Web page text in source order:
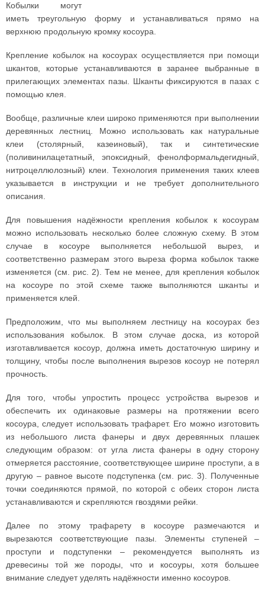
Кобылки могут
иметь треугольную форму и устанавливаться прямо на
верхнюю продольную кромку косоура.
Крепление кобылок на косоурах осуществляется при помощи
шкантов, которые устанавливаются в заранее выбранные в
прилегающих элементах пазы. Шканты фиксируются в пазах с
помощью клея.
Вообще, различные клеи широко применяются при выполнении
деревянных лестниц. Можно использовать как натуральные
клеи (столярный, казеиновый), так и синтетические
(поливинилацетатный, эпоксидный, фенолформальдегидный,
нитроцеллюлозный) клеи. Технология применения таких клеев
указывается в инструкции и не требует дополнительного
описания.
Для повышения надёжности крепления кобылок к косоурам
можно использовать несколько более сложную схему. В этом
случае в косоуре выполняется небольшой вырез, и
соответственно размерам этого выреза форма кобылок также
изменяется (см. рис. 2). Тем не менее, для крепления кобылок
на косоуре по этой схеме также выполняются шканты и
применяется клей.
Предположим, что мы выполняем лестницу на косоурах без
использования кобылок. В этом случае доска, из которой
изготавливается косоур, должна иметь достаточную ширину и
толщину, чтобы после выполнения вырезов косоур не потерял
прочность.
Для того, чтобы упростить процесс устройства вырезов и
обеспечить их одинаковые размеры на протяжении всего
косоура, следует использовать трафарет. Его можно изготовить
из небольшого листа фанеры и двух деревянных плашек
следующим образом: от угла листа фанеры в одну сторону
отмеряется расстояние, соответствующее ширине проступи, а в
другую – равное высоте подступенка (см. рис. 3). Полученные
точки соединяются прямой, по которой с обеих сторон листа
устанавливаются и скрепляются гвоздями рейки.
Далее по этому трафарету в косоуре размечаются и
вырезаются соответствующие пазы. Элементы ступеней –
проступи и подступенки – рекомендуется выполнять из
древесины той же породы, что и косоуры, хотя большее
внимание следует уделять надёжности именно косоуров.